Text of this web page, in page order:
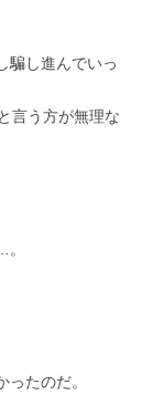
騙し進んでいっ
言う方が無理な
たのだ。